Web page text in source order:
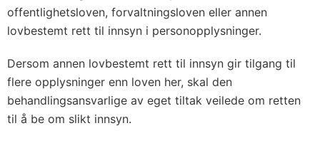
offentlighetsloven, forvaltningsloven eller annen
lovbestemt rett til innsyn i personopplysninger.
Dersom annen lovbestemt rett til innsyn gir tilgang til
flere opplysninger enn loven her, skal den
behandlingsansvarlige av eget tiltak veilede om retten
til å be om slikt innsyn.